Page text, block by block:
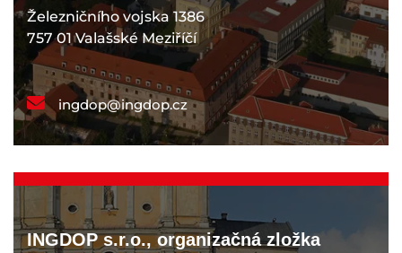
Železničního vojska 1386
757 01 Valašské Meziříčí
ingdop@ingdop.cz
INGDOP s.r.o., organizačná zložka